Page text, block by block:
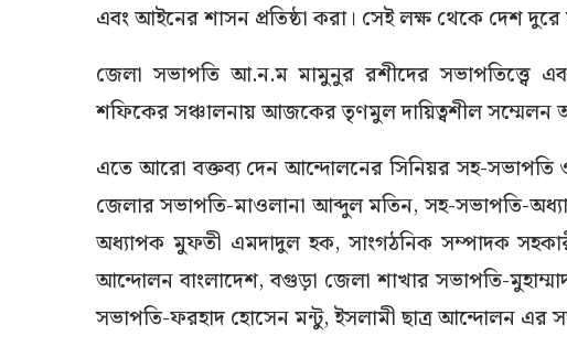
এবং আইনের শাসন প্রতিষ্ঠা করা। সেই লক্ষ থেকে দেশ দুরে
জেলা সভাপতি আ.ন.ম মামুনুর রশীদের সভাপতিত্ত্বে
শফিকের সঞ্চালনায় আজকের তৃণমুল দায়িত্বশীল সম্মেলন
এতে আরো বক্তব্য দেন আন্দোলনের সিনিয়র সহ-সভাপতি
জেলার সভাপতি-মাওলানা আব্দুল মতিন, সহ-সভাপতি-
অধ্যাপক মুফতী এমদাদুল হক, সাংগঠনিক সম্পাদক
আন্দোলন বাংলাদেশ, বগুড়া জেলা শাখার সভাপতি-
সভাপতি-ফরহাদ হোসেন মন্টু, ইসলামী ছাত্র আন্দোলন এর